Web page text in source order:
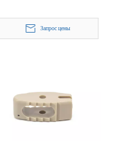
Запрос цены